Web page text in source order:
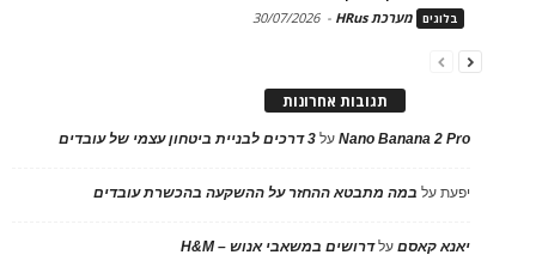
בלוגים מערכת HRus -
30/07/2026
תגובות אחרונות
Nano Banana 2 Proעל 3 דרכים לבניית ביטחון עצמי של עובדים
יפעתעל במה מתבטא ההחזר על ההשקעה בהכשרת עובדים
יאנא קאסםעלדרושים במשאבי אנוש – H&M